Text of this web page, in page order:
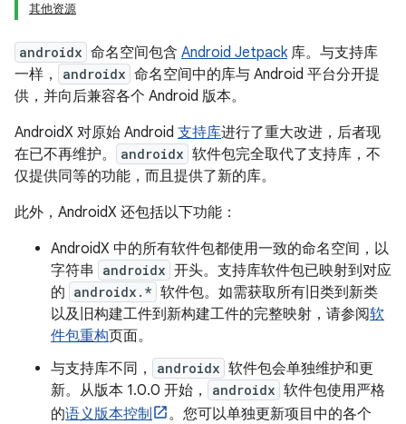
其他资源
androidx 命名空间包含 Android Jetpack库。与支持库
一样，
androidx 命名空间中的库与 Android 平台分开提
供，并向后兼容各个 Android 版本。
AndroidX 对原始 Android 支持库进行了重大改进，后者现
在已不再维护。
androidx 软件包完全取代了支持库，不
仅提供同等的功能，而且提供了新的库。
此外，AndroidX 还包括以下功能：
AndroidX 中的所有软件包都使用一致的命名空间，以
字符串
androidx 开头。支持库软件包已映射到对应
的 androidx.* 软件包。如需获取所有旧类到新类
以及旧构建工件到新构建工件的完整映射，请参阅软
件包重构页面。
与支持库不同，
androidx 软件包会单独维护和更
新。从版本 1.0.0 开始，
androidx 软件包使用严格
的语义版本控制
。您可以单独更新项目中的各个